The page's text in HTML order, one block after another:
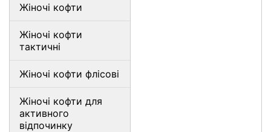
Жіночі кофти
Жіночі кофти
тактичні
Жіночі кофти флісові
Жіночі кофти для
активного
відпочинку